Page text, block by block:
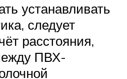
устанавливать
следует
расстояния,
ПВХ-